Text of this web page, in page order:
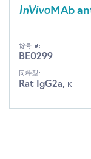
InVivoMAb
货号 #:
BE0299
同种型:
Rat IgG2a, κ